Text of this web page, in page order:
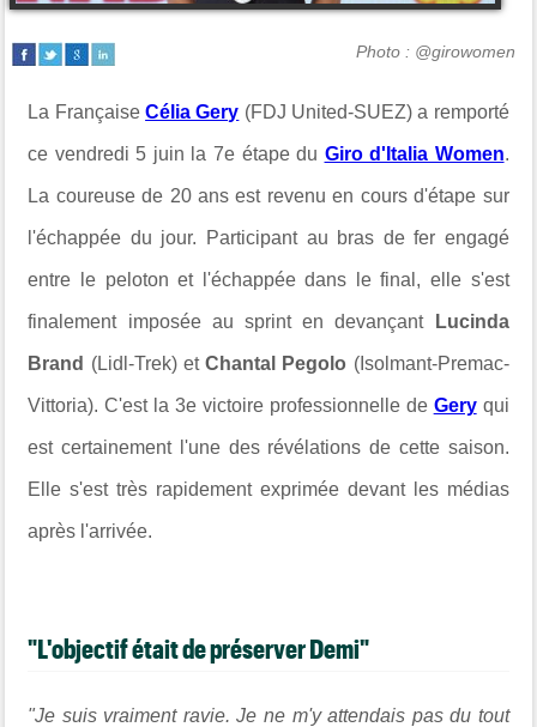
Photo : @girowomen
La FrançaiseCélia Gery (FDJ United-SUEZ) a remporté
ce vendredi 5 juin la 7e étape du Giro d'Italia Women.
La coureuse de 20 ans est revenu en cours d'étape sur
l'échappée du jour. Participant au bras de fer engagé
entre le peloton et l'échappée dans le final, elle s'est
finalement imposée au sprint endevançant Lucinda
Brand (Lidl-Trek) etChantal Pegolo (Isolmant-Premac-
Vittoria). C'est la 3e victoire professionnelle de Geryqui
est certainement l'une des révélations de cette saison.
Elle s'est très rapidement exprimée devant les médias
après l'arrivée.
"L'objectif était de préserver Demi"
"Je suis vraiment ravie. Je ne m'y attendais pas du tout